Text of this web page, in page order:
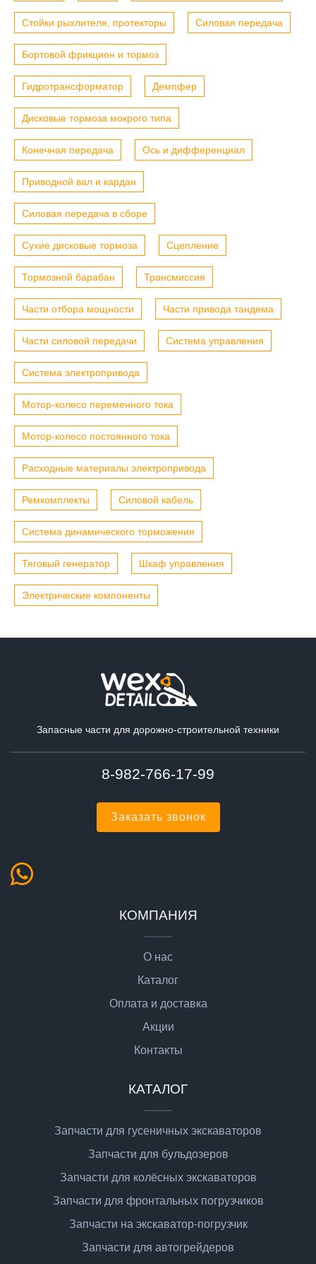
Стойки рыхлителя, протекторы Силовая передача
Бортовой фрикцион и тормоз
Гидротрансформатор Демпфер
Дисковые тормоза мокрого типа
Конечная передача Ось и дифференциал
Приводной вал и кардан
Силовая передача в сборе
Сухие дисковые тормоза Сцепление
Тормозной барабан Трансмиссия
Части отбора мощности Части привода тандема
Части силовой передачи Система управления
Система электропривода
Мотор-колесо переменного тока
Мотор-колесо постоянного тока
Расходные материалы электропривода
Ремкомплекты Силовой кабель
Система динамического торможения
Тяговый генератор Шкаф управления
Электрические компоненты
Запасные части для дорожно-строительной техники
8-982-766-17-99
Заказать звонок
КОМПАНИЯ
О нас
Каталог
Оплата и доставка
Акции
Контакты
КАТАЛОГ
Запчасти для гусеничных экскаваторов
Запчасти для бульдозеров
Запчасти для колёсных экскаваторов
Запчасти для фронтальных погрузчиков
Запчасти на экскаватор-погрузчик
Запчасти для автогрейдеров